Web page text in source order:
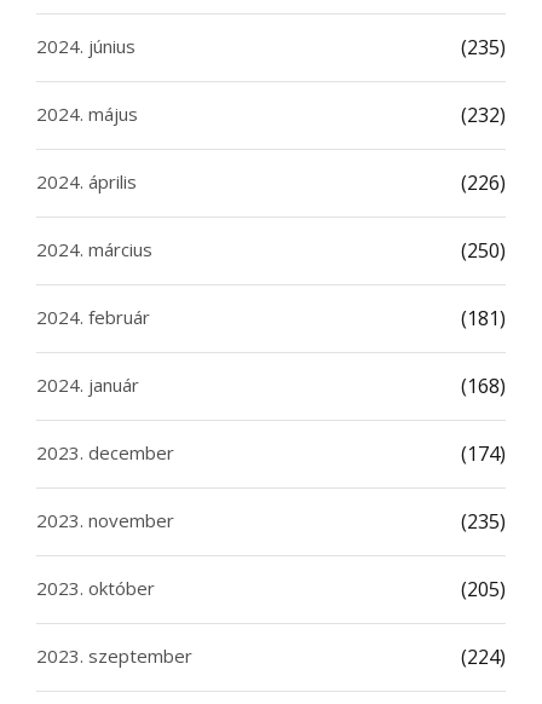
2024. június (235)
2024. május (232)
2024. április (226)
2024. március (250)
2024. február (181)
2024. január (168)
2023. december (174)
2023. november (235)
2023. október (205)
2023. szeptember (224)